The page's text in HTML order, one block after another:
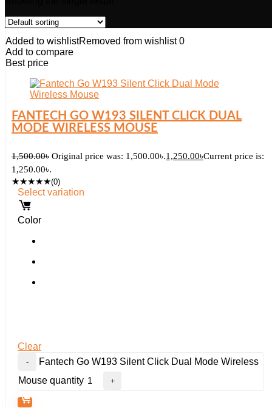
Added to wishlistRemoved from wishlist 0
Add to compare
Best price
FANTECH GO W193 SILENT CLICK DUAL
MODE WIRELESS MOUSE
1,500.00৳ Original price was: 1,500.00৳.1,250.00৳Current price is:
1,250.00৳.
★★★★★(0)
Select variation
Color
Clear
Fantech Go W193 Silent Click Dual Mode Wireless
Mouse quantity